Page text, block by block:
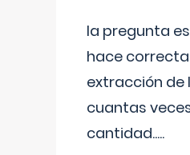
la pregunta
hace
extracción de
cuantas
cantidad.....